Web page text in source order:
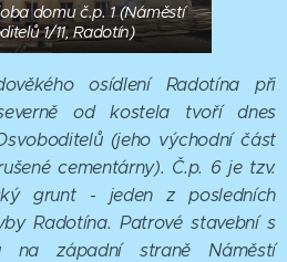
domu č.p. 1 (Náměstí
1/11, Radotín)
osídlení Radotína při
od kostela tvoří dnes
(jeho východní část
cementárny). Č.p. 6 je tzv.
grunt - jeden z posledních
Radotína. Patrové stavební s
na západní straně Náměstí